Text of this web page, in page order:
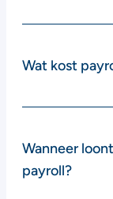
Wat kost
Wanneer
payroll?